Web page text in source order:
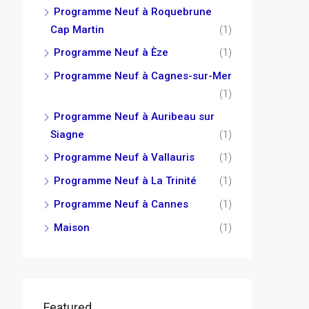
Programme Neuf à Roquebrune
Cap Martin
(1)
Programme Neuf à Èze
(1)
Programme Neuf à Cagnes-sur-Mer
(1)
Programme Neuf à Auribeau sur
Siagne
(1)
Programme Neuf à Vallauris
(1)
Programme Neuf à La Trinité
(1)
Programme Neuf à Cannes
(1)
Maison
(1)